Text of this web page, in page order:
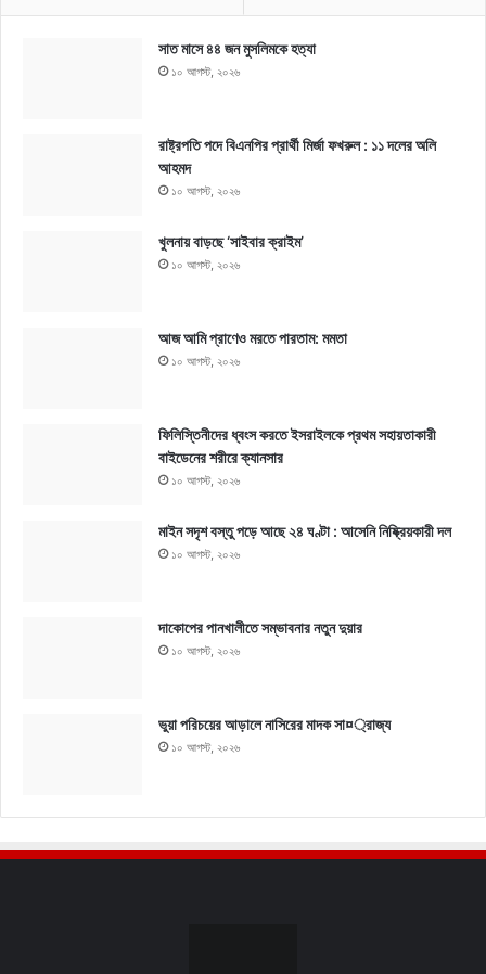
সাত মাসে ৪৪ জন মুসলিমকে হত্যা
১০ আগস্ট, ২০২৬
রাষ্ট্রপতি পদে বিএনপির প্রার্থী মির্জা ফখরুল : ১১ দলের অলি
আহমদ
১০ আগস্ট, ২০২৬
খুলনায় বাড়ছে ‘সাইবার ক্রাইম’
১০ আগস্ট, ২০২৬
আজ আমি প্রাণেও মরতে পারতাম: মমতা
১০ আগস্ট, ২০২৬
ফিলিস্তিনীদের ধ্বংস করতে ইসরাইলকে প্রথম সহায়তাকারী
বাইডেনের শরীরে ক্যানসার
১০ আগস্ট, ২০২৬
মাইন সদৃশ বস্তু পড়ে আছে ২৪ ঘণ্টা : আসেনি নিষ্ক্রিয়কারী দল
১০ আগস্ট, ২০২৬
দাকোপের পানখালীতে সম্ভাবনার নতুন দুয়ার
১০ আগস্ট, ২০২৬
ভুয়া পরিচয়ের আড়ালে নাসিরের মাদক সা¤্রাজ্য
১০ আগস্ট, ২০২৬